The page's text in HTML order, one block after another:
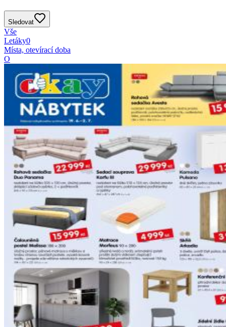
Sledovat
Vše
Letáky0
Místa, otevírací doba
O